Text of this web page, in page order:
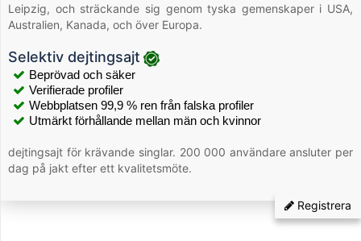
Leipzig, och sträckande sig genom tyska gemenskaper i USA,
Australien, Kanada, och över Europa.
Selektiv dejtingsajt
Beprövad och säker
Verifierade profiler
Webbplatsen 99,9 % ren från falska profiler
Utmärkt förhållande mellan män och kvinnor
dejtingsajt för krävande singlar. 200 000 användare ansluter per
dag på jakt efter ett kvalitetsmöte.
Registrera